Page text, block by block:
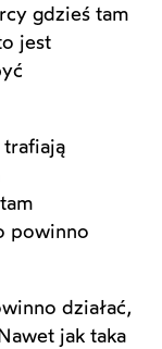
gdzieś tam
jest
trafiają
powinno
działać,
jak taka